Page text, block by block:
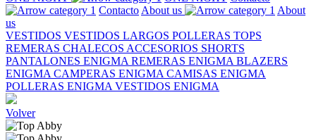
Contacto About us
About
us
VESTIDOS VESTIDOS LARGOS POLLERAS TOPS
REMERAS CHALECOS ACCESORIOS SHORTS
PANTALONES ENIGMA REMERAS ENIGMA BLAZERS
ENIGMA CAMPERAS ENIGMA CAMISAS ENIGMA
POLLERAS ENIGMA VESTIDOS ENIGMA
Volver